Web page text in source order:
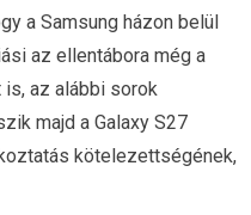
a Samsung házon belül
az ellentábora még a
az alábbi sorok
majd a Galaxy S27
kötelezettségének,